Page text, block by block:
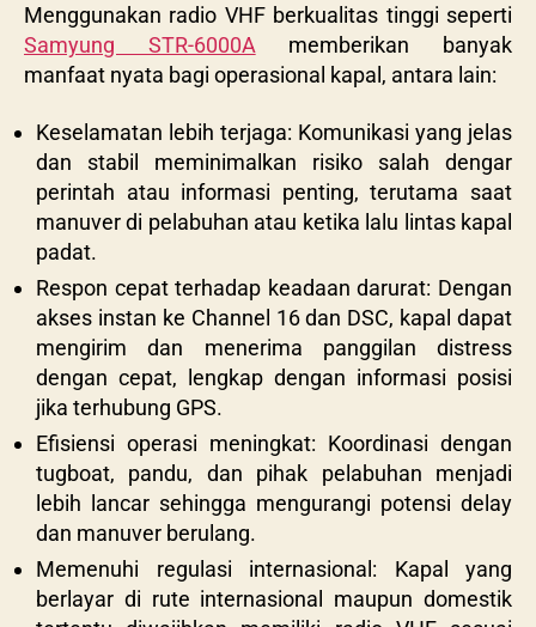
Menggunakan radio VHF berkualitas tinggi seperti
Samyung STR-6000A memberikan banyak
manfaat nyata bagi operasional kapal, antara lain:
Keselamatan lebih terjaga: Komunikasi yang jelas
dan stabil meminimalkan risiko salah dengar
perintah atau informasi penting, terutama saat
manuver di pelabuhan atau ketika lalu lintas kapal
padat.
Respon cepat terhadap keadaan darurat: Dengan
akses instan ke Channel 16 dan DSC, kapal dapat
mengirim dan menerima panggilan distress
dengan cepat, lengkap dengan informasi posisi
jika terhubung GPS.
Efisiensi operasi meningkat: Koordinasi dengan
tugboat, pandu, dan pihak pelabuhan menjadi
lebih lancar sehingga mengurangi potensi delay
dan manuver berulang.
Memenuhi regulasi internasional: Kapal yang
berlayar di rute internasional maupun domestik